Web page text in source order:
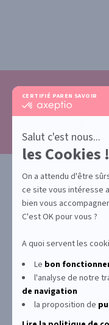
CERTIFIÉ PAR EN SAVOIR
certifié
-
En
savoir
plus
sur
Axeptio
Salut c'est nous...
les Cookies !
On a attendu d'être
ce site vous intéresse
bien vous
C'est OK pour vous ?
A quoi servent les
Le bon
l'analyse de notre
de navigation
la proposition de